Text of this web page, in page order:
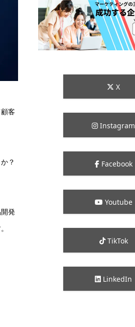
客
？
発
X
Instagram
Facebook
Youtube
TikTok
LinkedIn